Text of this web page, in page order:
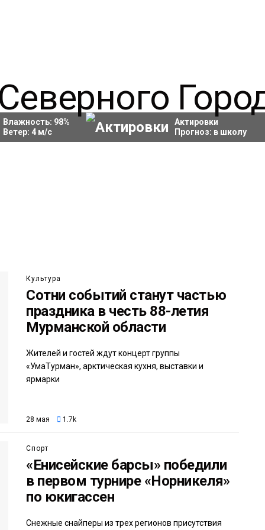
Влажность: 98%
Ветер: 4м/с
Актировки
Прогноз: в школу
Культура
Сотни событий станут частью
праздника в честь 88-летия
Мурманской области
Жителей и гостей ждут концерт группы
«УмаТурман», арктическая кухня, выставки и
ярмарки
28 мая 1.7k
Спорт
«Енисейские барсы» победили
в первом турнире «Норникеля»
по юкигассен
Снежные снайперы из трех регионов присутствия